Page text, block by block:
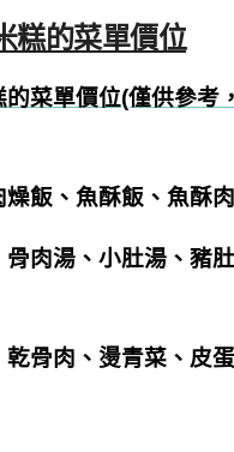
糕的菜單價位
菜單價位(僅供參考
飯、魚酥飯、魚酥
肉湯、小肚湯、豬
骨肉、燙青菜、皮